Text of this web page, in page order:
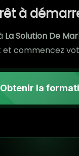
à
La Solution De
commencez
Obtenir la